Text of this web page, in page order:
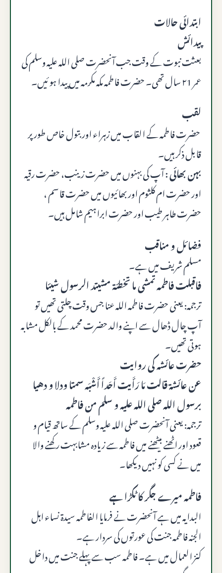
ابتدائی حالات
پیدائش
بعثت نبوت کے وقت جب آنحضرت صلى الله عليه وسلم کی
عمر ۲1 سال تھی۔ حضرت فاطمہ مکہ مکرمہ میں پیدا ہو ئیں۔
لقب
حضرت فاطمہ کے القاب میں زہراء اور بتول خاص طور پر
قابل ذکر ہیں۔
بہن بھائی :آپ کی بہنوں میں حضرت زینب، حضرت رقیہ
اور حضرت ام کلثوم اور بھائیوں میں حضرت قاسم ،
حضرت طاہر طیب اور حضرت ابراہیم شامل ہیں۔
فضائل و مناقب
مسلم شریف میں ہے۔
فاقبلت فاطمه تمشى ما تخطئة مشيتد الرسول شيئا
ترجمہ: یعنی حضرت فاطمہ الله عنا جس وقت چلتی تھیں تو
آپ چال ڈھال سے اپنے والد حضرت محمد کے بالکل مشابہ
ہوتی تھیں۔
حضرت عائشہ کی روایت
عن عائشة قالت مَا رَأَيت أَحَداً أَشْبَه سمتا ودلا و دهیا
برسول اللہ صلی اللہ علیہ و سلم من فاطمه
ترجمہ: یعنی آنحضرت صلی اللہ علیہ وسلم کے ساتھ قیام و
قعود اور اٹھنے بیٹھنے میں فاطمہ سے زیادہ مشابہت رکھنے والا
میں نے کسی کو نہیں دیکھا۔
فاطمہ میرے جگر کا ٹکڑا ہے
البدایہ میں ہے آنحضرت نے فرمایا الفاطمہ سیدۃ نساء اہل
الجنہ فاطمہ جنت کی عورتوں کی سردار ہے۔
کنز العمال میں ہے۔ فاطمہ سب سے پہلے جنت میں داخل